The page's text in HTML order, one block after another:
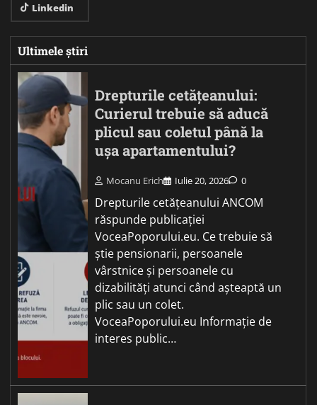
Linkedin
Ultimele știri
Drepturile cetățeanului:
Curierul trebuie să aducă
plicul sau coletul până la
ușa apartamentului?
Mocanu Erich Iulie 20, 2026 0
Drepturile cetățeanului ANCOM
răspunde publicației
VoceaPoporului.eu. Ce trebuie să
știe pensionarii, persoanele
vârstnice și persoanele cu
dizabilități atunci când așteaptă un
plic sau un colet.
VoceaPoporului.eu Informație de
interes public…